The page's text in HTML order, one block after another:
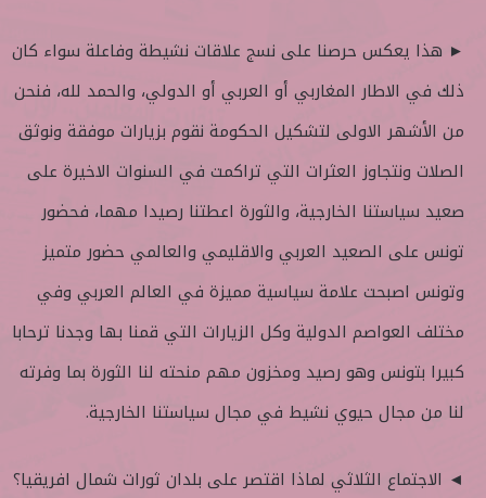
► هذا يعكس حرصنا على نسج علاقات نشيطة وفاعلة سواء كان
ذلك في الاطار المغاربي أو العربي أو الدولي، والحمد لله، فنحن
من الأشهر الاولى لتشكيل الحكومة نقوم بزيارات موفقة ونوثق
الصلات ونتجاوز العثرات التي تراكمت في السنوات الاخيرة على
صعيد سياستنا الخارجية، والثورة اعطتنا رصيدا مهما، فحضور
تونس على الصعيد العربي والاقليمي والعالمي حضور متميز
وتونس اصبحت علامة سياسية مميزة في العالم العربي وفي
مختلف العواصم الدولية وكل الزيارات التي قمنا بها وجدنا ترحابا
كبيرا بتونس وهو رصيد ومخزون مهم منحته لنا الثورة بما وفرته
لنا من مجال حيوي نشيط في مجال سياستنا الخارجية.
◄ الاجتماع الثلاثي لماذا اقتصر على بلدان ثورات شمال افريقيا؟